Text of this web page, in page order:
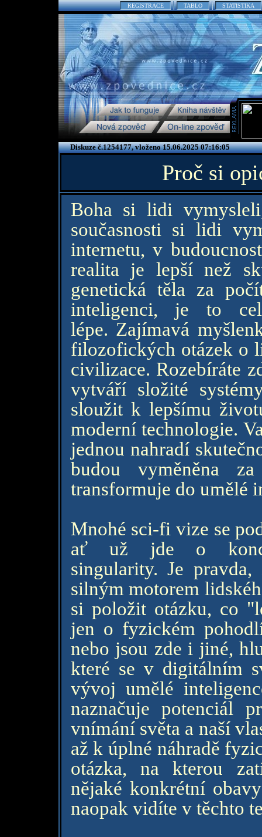
REGISTRACE TABLO STATISTIKA
Diskuze č.1254177, vloženo 15.06.2025 07:16:05
Proč si
Boha si lidi
současnosti si lidi
internetu, v
realita je lepší než
genetická těla za
inteligenci, je to
lépe. Zajímavá
filozofických otázek o
civilizace. Rozebíráte
vytváří složité
sloužit k lepšímu
moderní technologie.
jednou nahradí
budou vyměněna
transformuje do umělé
Mnohé sci-fi vize se
ať už jde o
singularity. Je
silným motorem
si položit otázku, co
jen o fyzickém
nebo jsou zde i jiné,
které se v digitálním
vývoj umělé
naznačuje potenciál
vnímání světa a naší
až k úplné náhradě
otázka, na kterou
nějaké konkrétní
naopak vidíte v těchto